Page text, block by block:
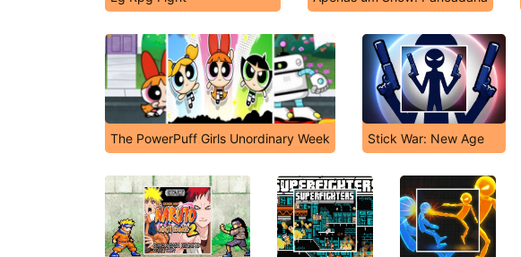
The PowerPuff Girls Unordinary Week Stick War: New Age